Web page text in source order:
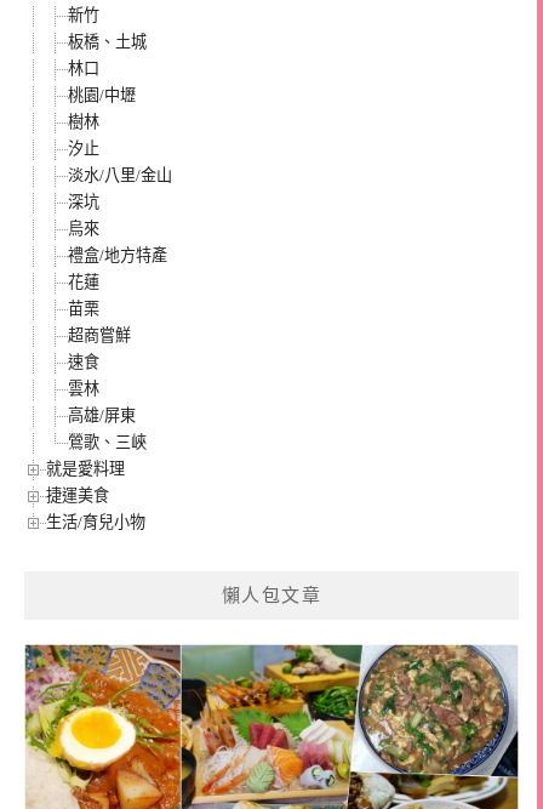
新竹
板橋、土城
林口
桃園/中壢
樹林
汐止
淡水/八里/金山
深坑
烏來
禮盒/地方特產
花蓮
苗栗
超商嘗鮮
速食
雲林
高雄/屏東
鶯歌、三峽
就是愛料理
捷運美食
生活/育兒小物
懶人包文章